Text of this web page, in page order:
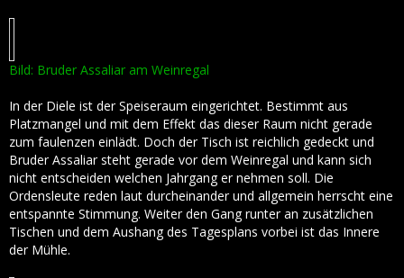
Bild: Bruder Assaliar am Weinregal
In der Diele ist der Speiseraum eingerichtet. Bestimmt aus
Platzmangel und mit dem Effekt das dieser Raum nicht gerade
zum faulenzen einlädt. Doch der Tisch ist reichlich gedeckt und
Bruder Assaliar steht gerade vor dem Weinregal und kann sich
nicht entscheiden welchen Jahrgang er nehmen soll. Die
Ordensleute reden laut durcheinander und allgemein herrscht eine
entspannte Stimmung. Weiter den Gang runter an zusätzlichen
Tischen und dem Aushang des Tagesplans vorbei ist das Innere
der Mühle.